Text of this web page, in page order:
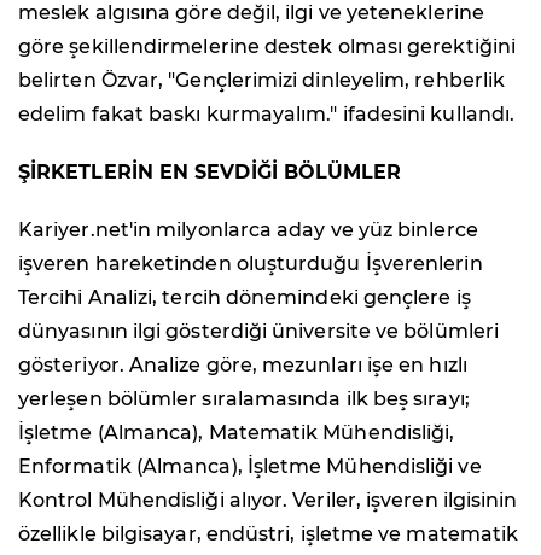
meslek algısına göre değil, ilgi ve yeteneklerine
göre şekillendirmelerine destek olması gerektiğini
belirten Özvar, "Gençlerimizi dinleyelim, rehberlik
edelim fakat baskı kurmayalım." ifadesini kullandı.
ŞİRKETLERİN EN SEVDİĞİ BÖLÜMLER
Kariyer.net'in milyonlarca aday ve yüz binlerce
işveren hareketinden oluşturduğu İşverenlerin
Tercihi Analizi, tercih dönemindeki gençlere iş
dünyasının ilgi gösterdiği üniversite ve bölümleri
gösteriyor. Analize göre, mezunları işe en hızlı
yerleşen bölümler sıralamasında ilk beş sırayı;
İşletme (Almanca), Matematik Mühendisliği,
Enformatik (Almanca), İşletme Mühendisliği ve
Kontrol Mühendisliği alıyor. Veriler, işveren ilgisinin
özellikle bilgisayar, endüstri, işletme ve matematik